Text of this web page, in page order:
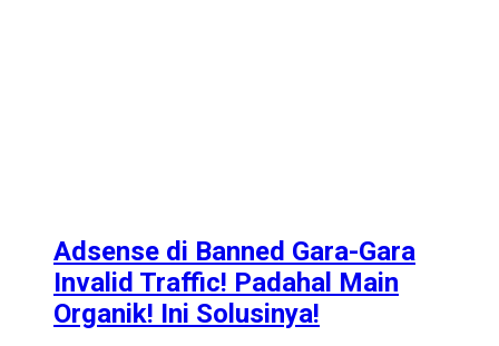
Adsense di Banned Gara-Gara
Invalid Traffic! Padahal Main
Organik! Ini Solusinya!